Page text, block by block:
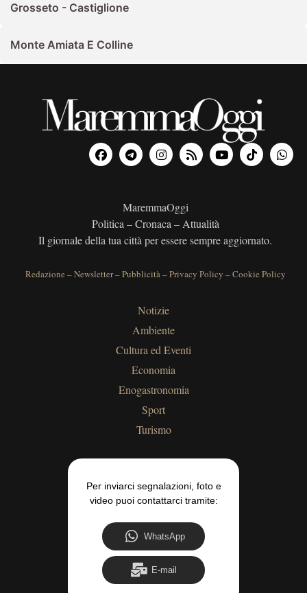
Grosseto - Castiglione
Monte Amiata E Colline
MaremmaOggi
Politica – Cronaca – Attualità
Il giornale della tua città per essere sempre aggiornato.
Redazione –Newsletter–Pubblicità–Privacy Policy –Cookie Policy
Notizie
Ambiente
Cultura ed Eventi
Economia
Enogastronomia
Sport
Turismo
Per inviarci segnalazioni, foto e
video puoi contattarci tramite:
WhatsApp
E-mail